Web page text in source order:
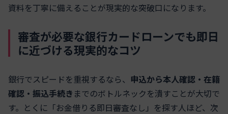
資料を丁寧に備えることが現実的な突破口になります。
審査が必要な銀行カードローンでも即日
に近づける現実的なコツ
銀行でスピードを重視するなら、 申込から本人確認・在籍
確認・振込手続き までのボトルネックを潰すことが大切で
す。とくに「お金借りる即日審査なし」を探す人ほど、次